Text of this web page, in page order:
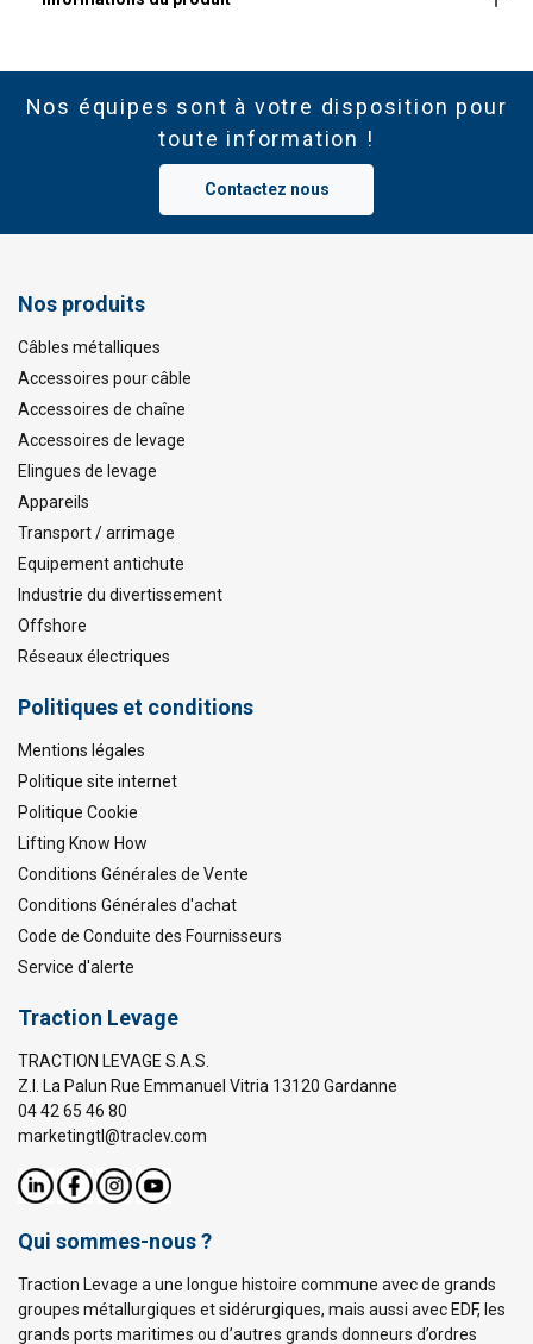
Nos équipes sont à votre disposition pour
toute information !
Contactez nous
Nos produits
Câbles métalliques
Accessoires pour câble
Accessoires de chaîne
Accessoires de levage
Elingues de levage
Appareils
Transport / arrimage
Equipement antichute
Industrie du divertissement
Offshore
Réseaux électriques
Politiques et conditions
Mentions légales
Politique site internet
Politique Cookie
Lifting Know How
Conditions Générales de Vente
Conditions Générales d'achat
Code de Conduite des Fournisseurs
Service d'alerte
Traction Levage
TRACTION LEVAGE S.A.S.
Z.I. La Palun Rue Emmanuel Vitria 13120 Gardanne
04 42 65 46 80
marketingtl@traclev.com
Qui sommes-nous ?
Traction Levage a une longue histoire commune avec de grands
groupes métallurgiques et sidérurgiques, mais aussi avec EDF, les
grands ports maritimes ou d’autres grands donneurs d’ordres